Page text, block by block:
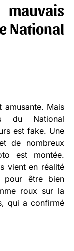
National
amusante. Mais
du National
est fake. Une
de nombreux
est montée.
vient en réalité
pour être bien
roux sur la
qui a confirmé